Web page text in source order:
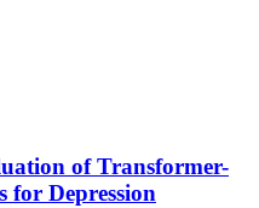
of Transformer-
for Depression